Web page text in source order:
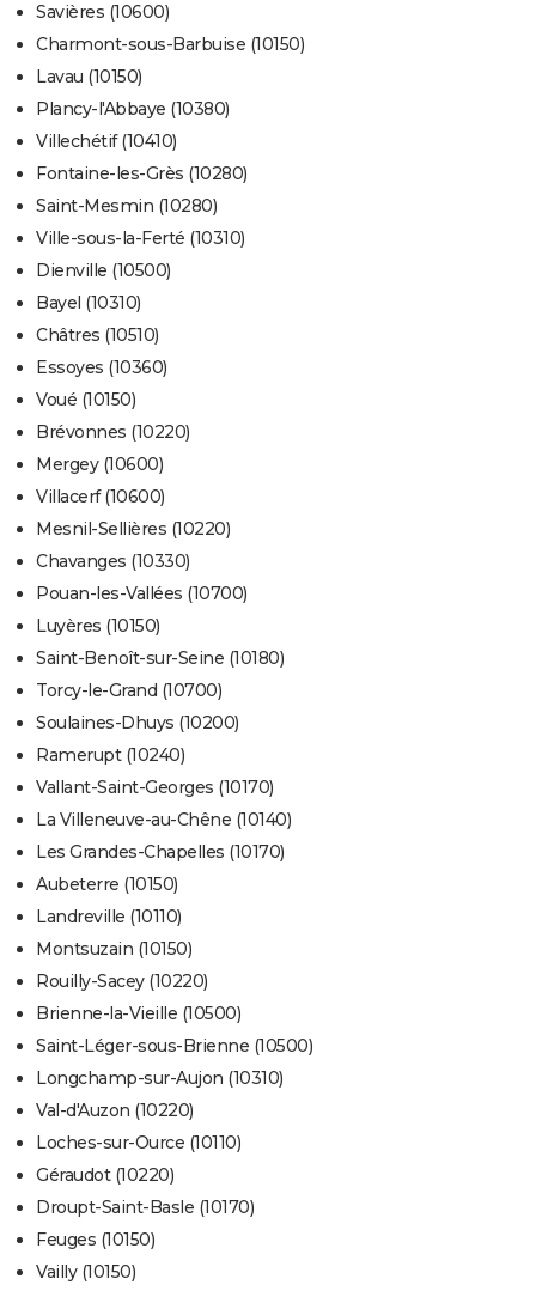
Savières (10600)
Charmont-sous-Barbuise (10150)
Lavau (10150)
Plancy-l'Abbaye (10380)
Villechétif (10410)
Fontaine-les-Grès (10280)
Saint-Mesmin (10280)
Ville-sous-la-Ferté (10310)
Dienville (10500)
Bayel (10310)
Châtres (10510)
Essoyes (10360)
Voué (10150)
Brévonnes (10220)
Mergey (10600)
Villacerf (10600)
Mesnil-Sellières (10220)
Chavanges (10330)
Pouan-les-Vallées (10700)
Luyères (10150)
Saint-Benoît-sur-Seine (10180)
Torcy-le-Grand (10700)
Soulaines-Dhuys (10200)
Ramerupt (10240)
Vallant-Saint-Georges (10170)
La Villeneuve-au-Chêne (10140)
Les Grandes-Chapelles (10170)
Aubeterre (10150)
Landreville (10110)
Montsuzain (10150)
Rouilly-Sacey (10220)
Brienne-la-Vieille (10500)
Saint-Léger-sous-Brienne (10500)
Longchamp-sur-Aujon (10310)
Val-d'Auzon (10220)
Loches-sur-Ource (10110)
Géraudot (10220)
Droupt-Saint-Basle (10170)
Feuges (10150)
Vailly (10150)